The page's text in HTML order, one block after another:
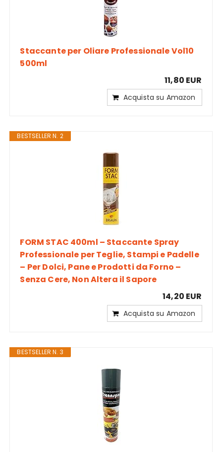
Staccante per Oliare Professionale Vol10
500ml
11,80 EUR
Acquista su Amazon
BESTSELLER N. 2
FORM STAC 400ml – Staccante Spray
Professionale per Teglie, Stampi e Padelle
– Per Dolci, Pane e Prodotti da Forno –
Senza Cere, Non Altera il Sapore
14,20 EUR
Acquista su Amazon
BESTSELLER N. 3